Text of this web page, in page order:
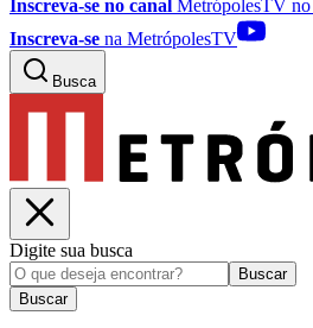
Inscreva-se no canal MetrópolesTV no
Inscreva-se na MetrópolesTV
Busca
Digite sua busca
Buscar
Buscar